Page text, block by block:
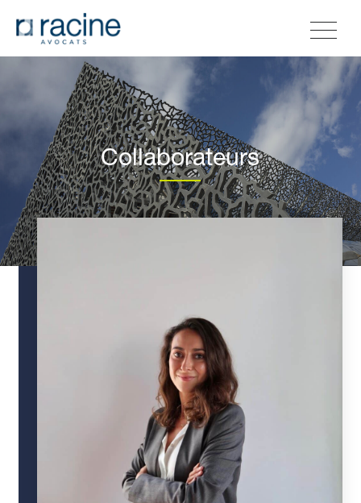
Collaborateurs